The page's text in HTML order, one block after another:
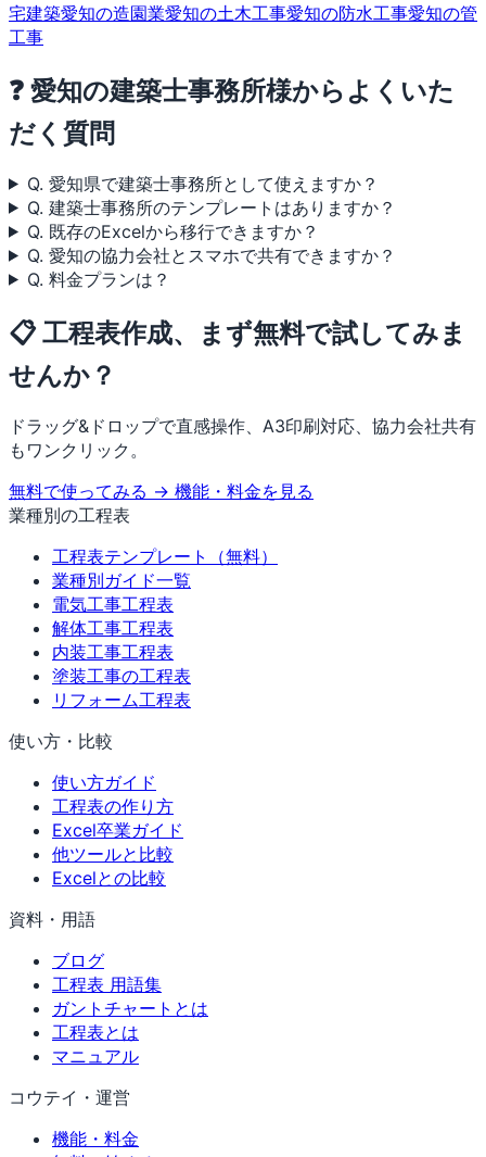
宅建築愛知の造園業愛知の土木工事愛知の防水工事愛知の管
工事
❓ 愛知の建築士事務所様からよくいた
だく質問
Q. 愛知県で建築士事務所として使えますか？
Q. 建築士事務所のテンプレートはありますか？
Q. 既存のExcelから移行できますか？
Q. 愛知の協力会社とスマホで共有できますか？
Q. 料金プランは？
📋 工程表作成、まず無料で試してみま
せんか？
ドラッグ&ドロップで直感操作、A3印刷対応、協力会社共有
もワンクリック。
無料で使ってみる → 機能・料金を見る
業種別の工程表
工程表テンプレート（無料）
業種別ガイド一覧
電気工事工程表
解体工事工程表
内装工事工程表
塗装工事の工程表
リフォーム工程表
使い方・比較
使い方ガイド
工程表の作り方
Excel卒業ガイド
他ツールと比較
Excelとの比較
資料・用語
ブログ
工程表 用語集
ガントチャートとは
工程表とは
マニュアル
コウテイ・運営
機能・料金